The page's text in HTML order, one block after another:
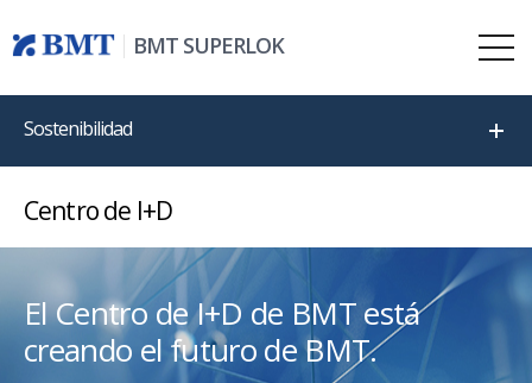
BMT SUPERLOK
Sostenibilidad
Centro de I+D
El Centro de I+D de BMT está
creando el futuro de BMT.